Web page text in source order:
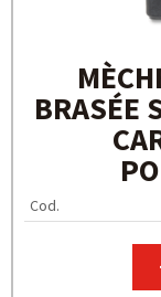
BRASÉE
Cod.